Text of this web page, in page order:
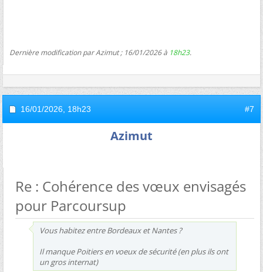
Dernière modification par Azimut ; 16/01/2026 à 18h23.
16/01/2026, 18h23 #7
Azimut
Re : Cohérence des vœux envisagés
pour Parcoursup
Vous habitez entre Bordeaux et Nantes ?
Il manque Poitiers en voeux de sécurité (en plus ils ont
un gros internat)